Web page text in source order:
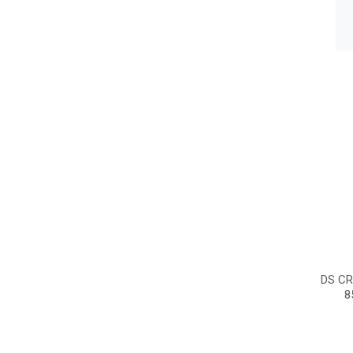
DS